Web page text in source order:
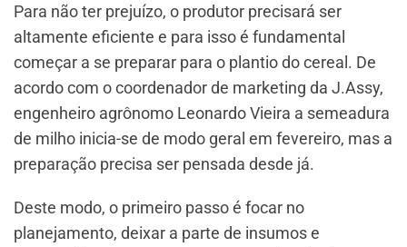
Para não ter prejuízo, o produtor precisará ser
altamente eficiente e para isso é fundamental
começar a se preparar para o plantio do cereal. De
acordo com o coordenador de marketing da J.Assy,
engenheiro agrônomo Leonardo Vieira a semeadura
de milho inicia-se de modo geral em fevereiro, mas a
preparação precisa ser pensada desde já.
Deste modo, o primeiro passo é focar no
planejamento, deixar a parte de insumos e